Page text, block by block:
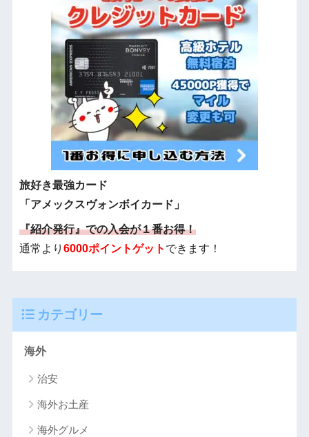
旅好き最強カード
「アメックスヴォンボイカード」
『紹介発行』での入会が１番お得！
通常より 6000ポイントゲット できます！
カテゴリー
海外
治安
海外お土産
海外グルメ